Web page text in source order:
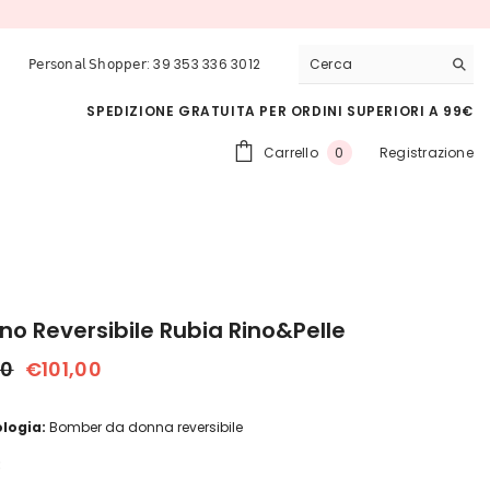
𝖯𝖾𝗋𝗌𝗈𝗇𝖺𝗅 𝖲𝗁𝗈𝗉𝗉𝖾𝗋: 39 353 336 3012
SPEDIZIONE GRATUITA PER ORDINI SUPERIORI A 99€
Carrello 0 0
Registrazione
Reversibile Rubia Rino&Pelle
€101,00
Bomber da donna reversibile